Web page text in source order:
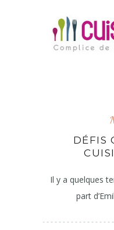
DÉFIS
Il y a quelques
part